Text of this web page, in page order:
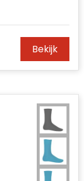
Bekijk